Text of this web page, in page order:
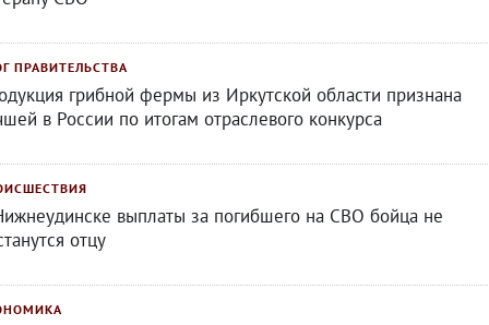
ПРАВИТЕЛЬСТВА
грибной фермы из Иркутской области признана
в России по итогам отраслевого конкурса
выплаты за погибшего на СВО бойца не
отцу